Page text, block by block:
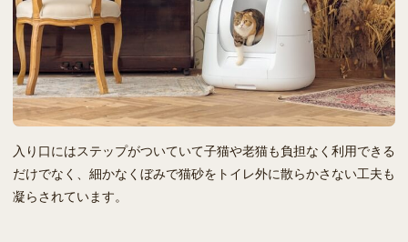
入り口にはステップがついていて子猫や老猫も負担なく利用できる
だけでなく、細かなくぼみで猫砂をトイレ外に散らかさない工夫も
凝らされています。